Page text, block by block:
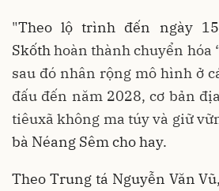
"Theo lộ trình đến ngày
Skốthhoàn thành chuyển hóa
sau đó nhân rộng mô hình ở
đấu đến năm 2028, cơ bản
tiêuxã không ma túy và giữ
bà Néang Sêm cho hay.
Theo Trung tá Nguyễn Văn